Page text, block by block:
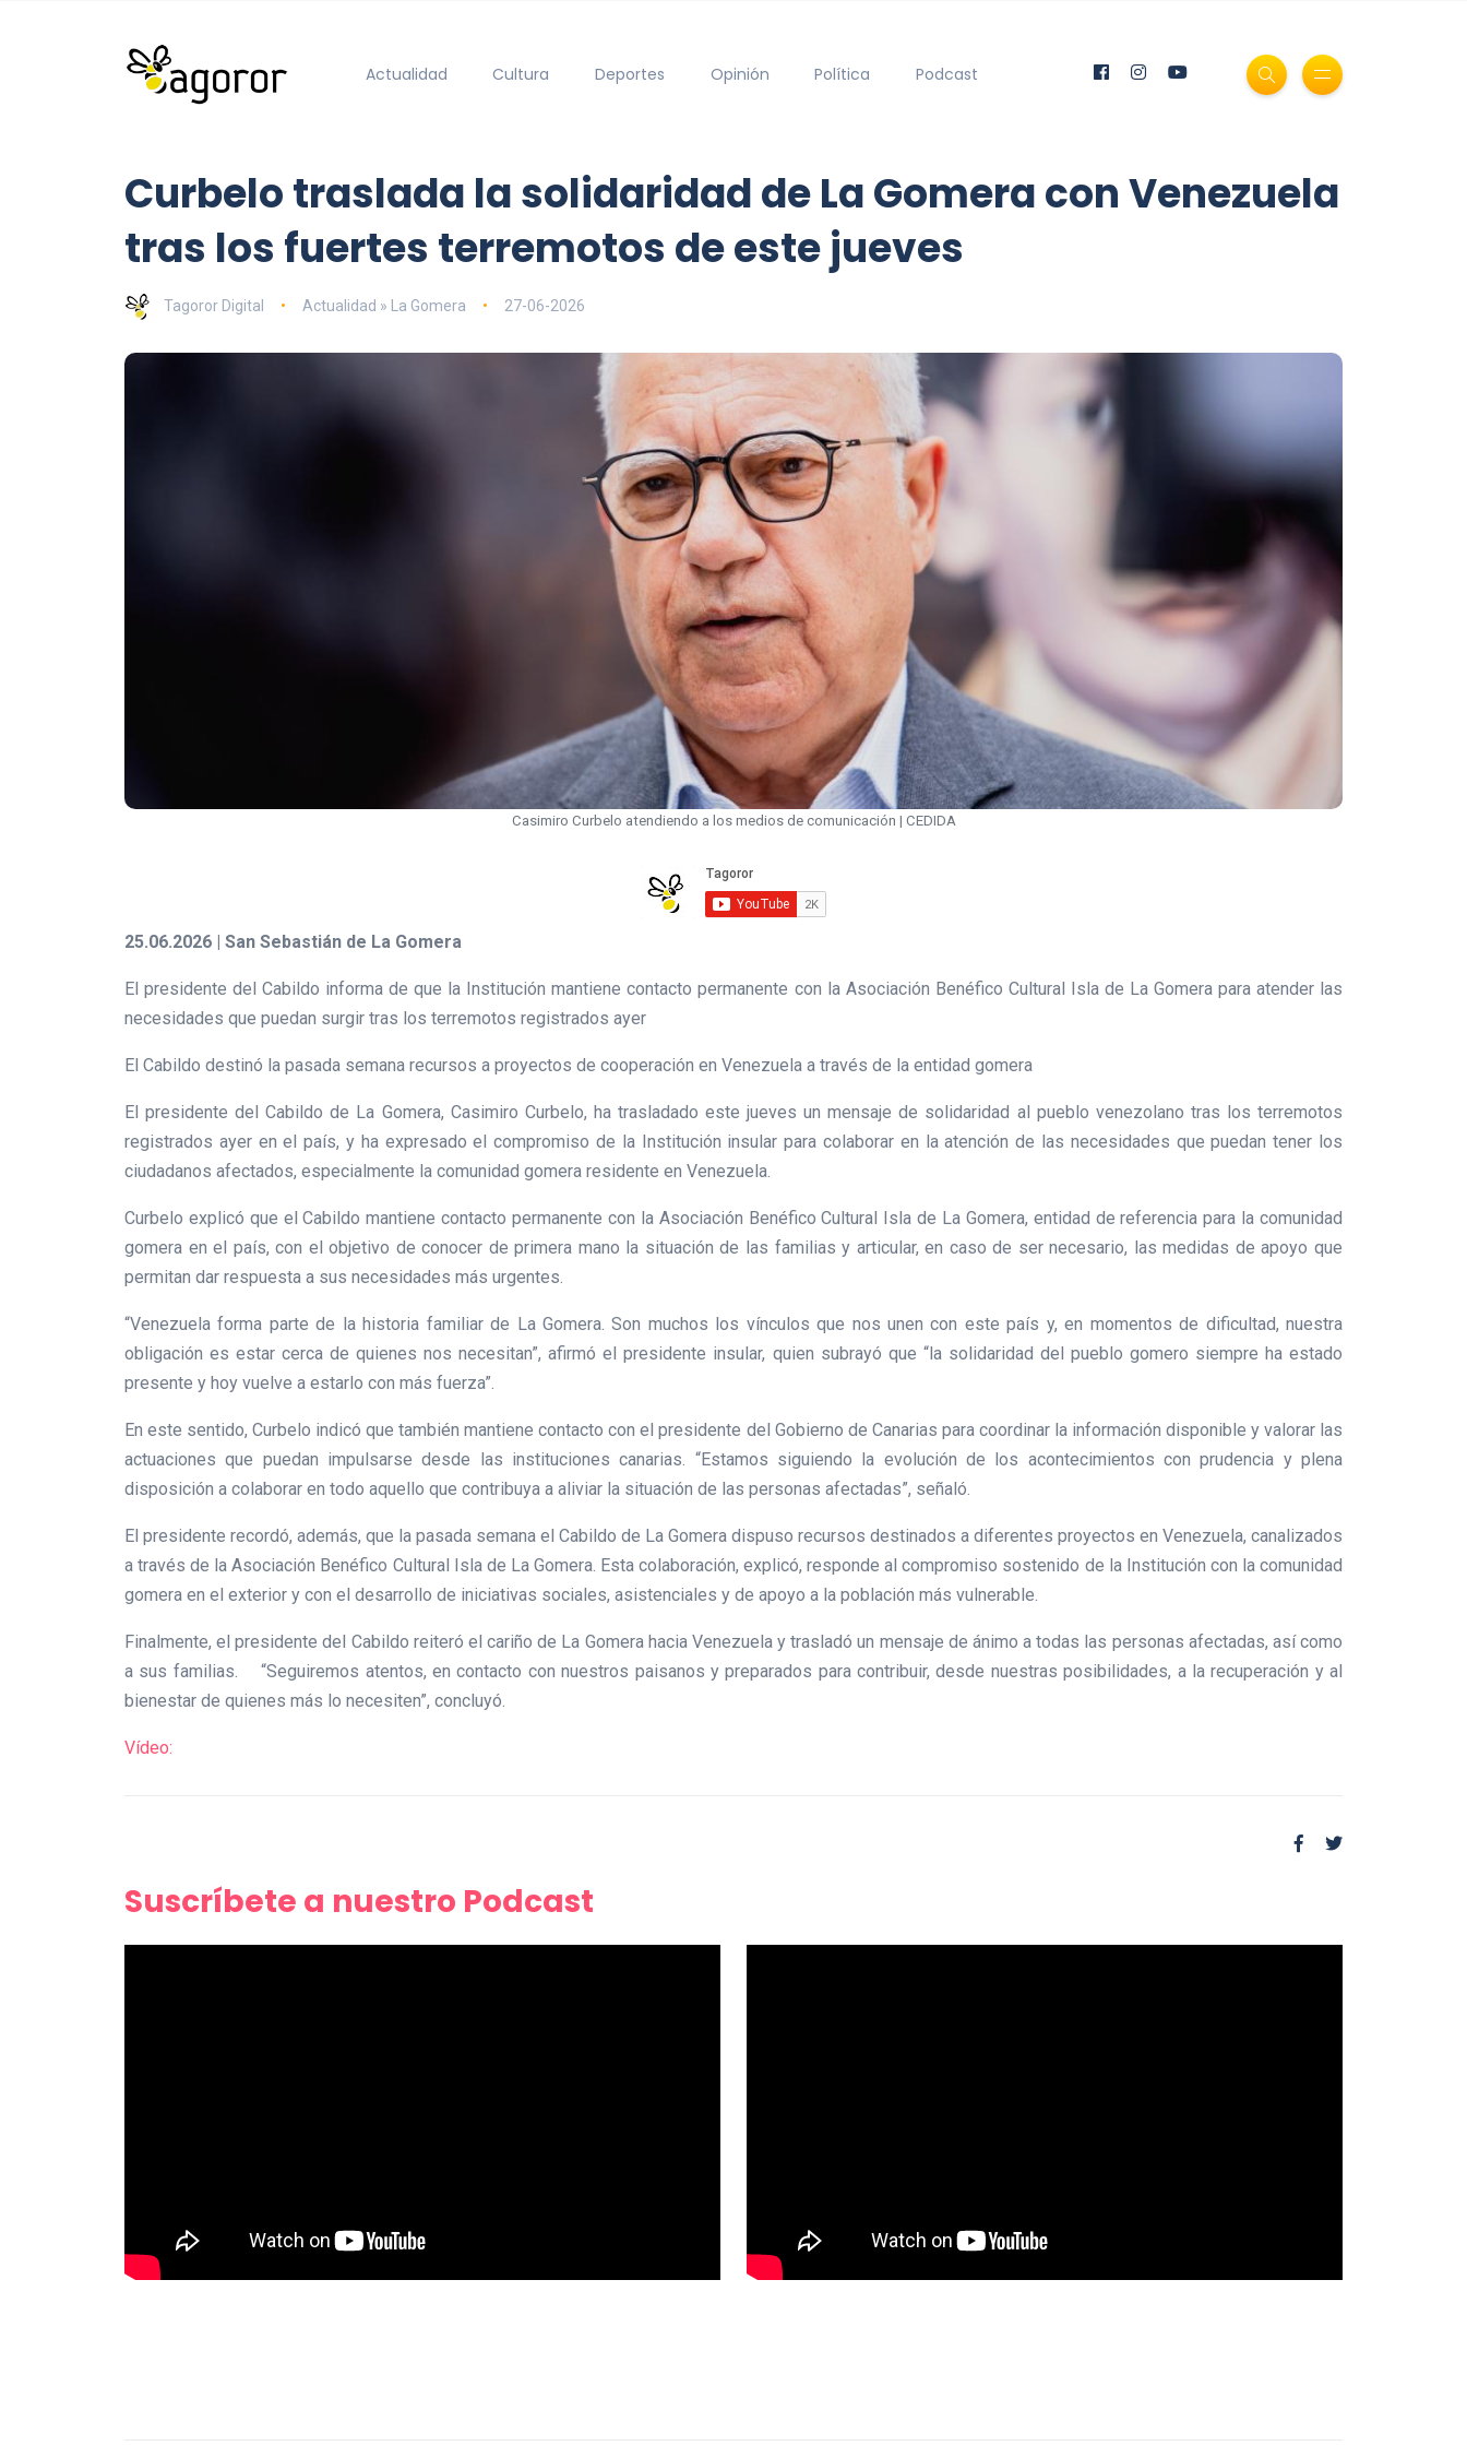
Actualidad Cultura Deportes Opinión Política Podcast
Curbelo traslada la solidaridad de La Gomera con Venezuela
tras los fuertes terremotos de este jueves
Tagoror Digital Actualidad » La Gomera 27-06-2026
Casimiro Curbelo atendiendo a los medios de comunicación | CEDIDA
25.06.2026 | San Sebastián de La Gomera
El presidente del Cabildo informa de que la Institución mantiene contacto permanente con la Asociación Benéfico Cultural Isla de La Gomera para atender las
necesidades que puedan surgir tras los terremotos registrados ayer
El Cabildo destinó la pasada semana recursos a proyectos de cooperación en Venezuela a través de la entidad gomera
El presidente del Cabildo de La Gomera, Casimiro Curbelo, ha trasladado este jueves un mensaje de solidaridad al pueblo venezolano tras los terremotos
registrados ayer en el país, y ha expresado el compromiso de la Institución insular para colaborar en la atención de las necesidades que puedan tener los
ciudadanos afectados, especialmente la comunidad gomera residente en Venezuela.
Curbelo explicó que el Cabildo mantiene contacto permanente con la Asociación Benéfico Cultural Isla de La Gomera, entidad de referencia para la comunidad
gomera en el país, con el objetivo de conocer de primera mano la situación de las familias y articular, en caso de ser necesario, las medidas de apoyo que
permitan dar respuesta a sus necesidades más urgentes.
“Venezuela forma parte de la historia familiar de La Gomera. Son muchos los vínculos que nos unen con este país y, en momentos de dificultad, nuestra
obligación es estar cerca de quienes nos necesitan”, afirmó el presidente insular, quien subrayó que “la solidaridad del pueblo gomero siempre ha estado
presente y hoy vuelve a estarlo con más fuerza”.
En este sentido, Curbelo indicó que también mantiene contacto con el presidente del Gobierno de Canarias para coordinar la información disponible y valorar las
actuaciones que puedan impulsarse desde las instituciones canarias. “Estamos siguiendo la evolución de los acontecimientos con prudencia y plena
disposición a colaborar en todo aquello que contribuya a aliviar la situación de las personas afectadas”, señaló.
El presidente recordó, además, que la pasada semana el Cabildo de La Gomera dispuso recursos destinados a diferentes proyectos en Venezuela, canalizados
a través de la Asociación Benéfico Cultural Isla de La Gomera. Esta colaboración, explicó, responde al compromiso sostenido de la Institución con la comunidad
gomera en el exterior y con el desarrollo de iniciativas sociales, asistenciales y de apoyo a la población más vulnerable.
Finalmente, el presidente del Cabildo reiteró el cariño de La Gomera hacia Venezuela y trasladó un mensaje de ánimo a todas las personas afectadas, así como
a sus familias. “Seguiremos atentos, en contacto con nuestros paisanos y preparados para contribuir, desde nuestras posibilidades, a la recuperación y al
bienestar de quienes más lo necesiten”, concluyó.
Vídeo:
Suscríbete a nuestro Podcast